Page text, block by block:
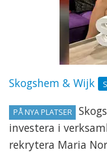
Skogshem & Wijk
PÅ NYA PLATSER
investera i
rekrytera Maria